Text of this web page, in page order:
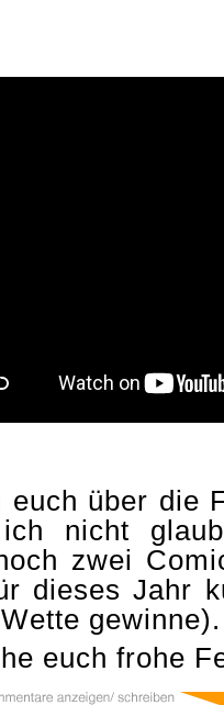
euch über die
nicht
zwei
dieses Jahr
euch frohe